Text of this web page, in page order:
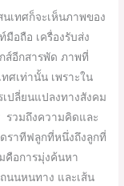
เทศก็จะเห็นภาพของ
อถือ เครื่องรับส่ง
ส์อีกสารพัด ภาพที่
ศเท่านั้น เพราะใน
เปลี่ยนแปลงทางสังคม
รวมถึงความคิดและ
าทีฟลูกที่หนึ่งถึงลูกที่
คือการมุ่งค้นหา
นนหนทาง และเส้น